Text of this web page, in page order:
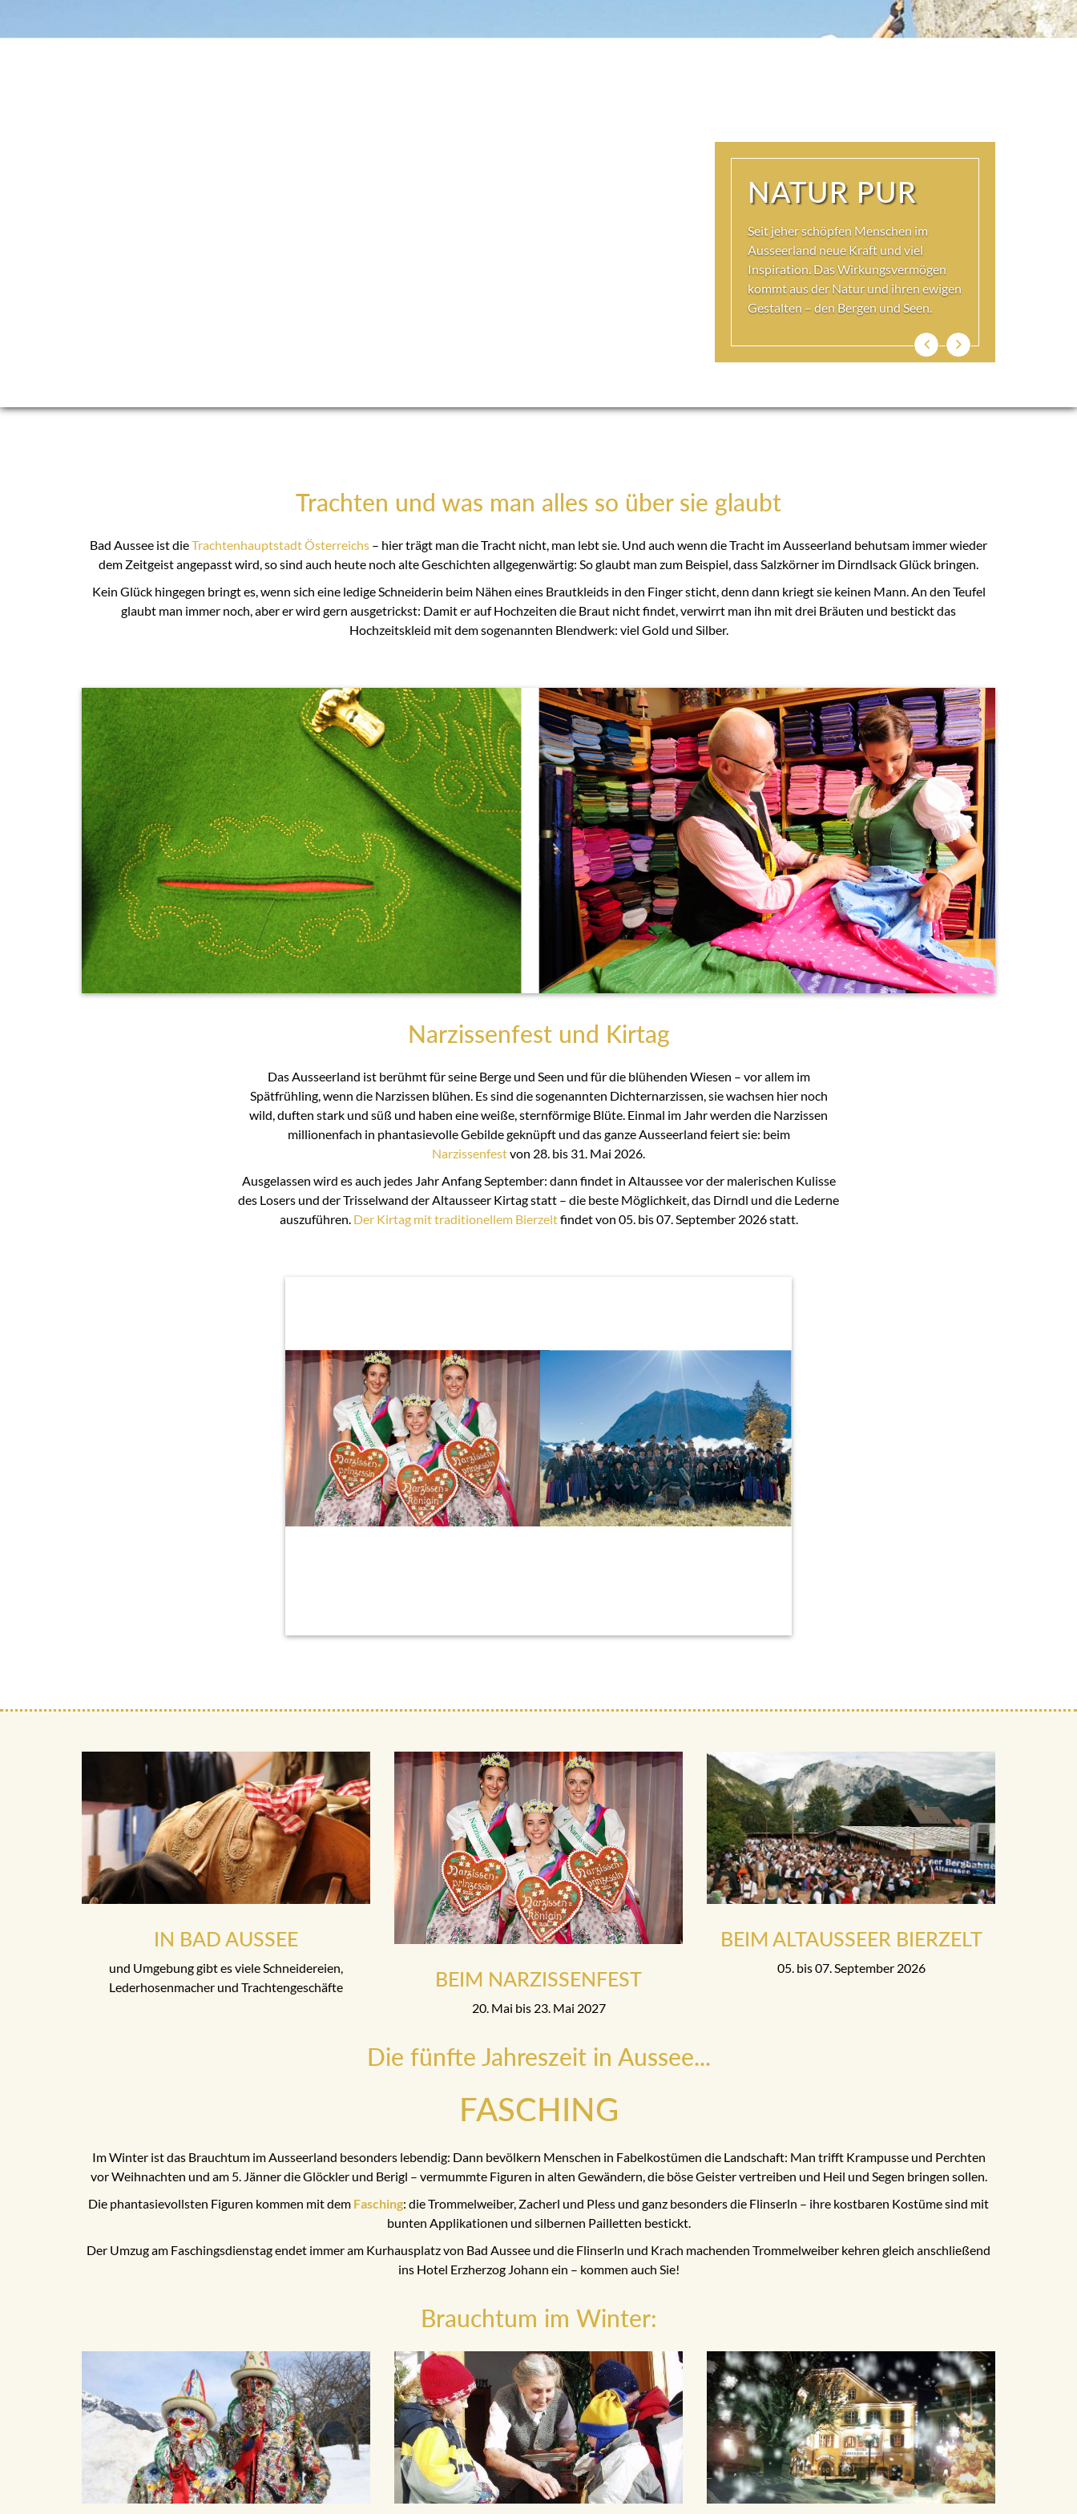
NATUR PUR
Seit jeher schöpfen Menschen im
Ausseerland neue Kraft und viel
Inspiration. Das Wirkungsvermögen
kommt aus der Natur und ihren ewigen
Gestalten – den Bergen und Seen.
ZurückWeiter
Trachten und was man alles so über sie glaubt
Bad Aussee ist dieTrachtenhauptstadt Österreichs – hier trägt man die Tracht nicht, man lebt sie. Und auch wenn die Tracht im Ausseerland behutsam immer wieder
dem Zeitgeist angepasst wird, so sind auch heute noch alte Geschichten allgegenwärtig: So glaubt man zum Beispiel, dass Salzkörner im Dirndlsack Glück bringen.
Kein Glück hingegen bringt es, wenn sich eine ledige Schneiderin beim Nähen eines Brautkleids in den Finger sticht, denn dann kriegt sie keinen Mann. An den Teufel
glaubt man immer noch, aber er wird gern ausgetrickst: Damit er auf Hochzeiten die Braut nicht findet, verwirrt man ihn mit drei Bräuten und bestickt das
Hochzeitskleid mit dem sogenannten Blendwerk: viel Gold und Silber.
Narzissenfest und Kirtag
Das Ausseerland ist berühmt für seine Berge und Seen und für die blühenden Wiesen – vor allem im
Spätfrühling, wenn die Narzissen blühen. Es sind die sogenannten Dichternarzissen, sie wachsen hier noch
wild, duften stark und süß und haben eine weiße, sternförmige Blüte. Einmal im Jahr werden die Narzissen
millionenfach in phantasievolle Gebilde geknüpft und das ganze Ausseerland feiert sie: beim
Narzissenfestvon 28. bis 31. Mai 2026.
Ausgelassen wird es auch jedes Jahr Anfang September: dann findet in Altaussee vor der malerischen Kulisse
des Losers und der Trisselwand der Altausseer Kirtag statt – die beste Möglichkeit, das Dirndl und die Lederne
auszuführen. Der Kirtag mit traditionellem Bierzeltfindet von 05. bis 07. September 2026 statt.
IN BAD AUSSEE
und Umgebung gibt es viele Schneidereien,
Lederhosenmacher und Trachtengeschäfte
BEIM NARZISSENFEST
20. Mai bis 23. Mai 2027
BEIM ALTAUSSEER BIERZELT
05. bis 07. September 2026
Die fünfte Jahreszeit in Aussee...
FASCHING
Im Winter ist das Brauchtum im Ausseerland besonders lebendig: Dann bevölkern Menschen in Fabelkostümen die Landschaft: Man trifft Krampusse und Perchten
vor Weihnachten und am 5. Jänner die Glöckler und Berigl – vermummte Figuren in alten Gewändern, die böse Geister vertreiben und Heil und Segen bringen sollen.
Die phantasievollsten Figuren kommen mit dem Fasching: die Trommelweiber, Zacherl und Pless und ganz besonders die Flinserln – ihre kostbaren Kostüme sind mit
bunten Applikationen und silbernen Pailletten bestickt.
Der Umzug am Faschingsdienstag endet immer am Kurhausplatz von Bad Aussee und die Flinserln und Krach machenden Trommelweiber kehren gleich anschließend
ins Hotel Erzherzog Johann ein – kommen auch Sie!
Brauchtum im Winter: